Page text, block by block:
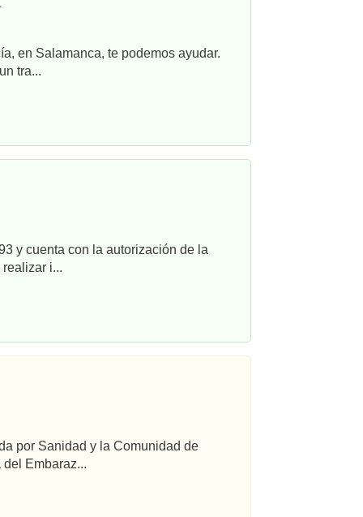
en Salamanca, te podemos ayudar.
tra...
y cuenta con la autorización de la
i...
por Sanidad y la Comunidad de
Embaraz...